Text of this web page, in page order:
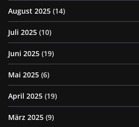
August 2025 (14)
Juli 2025 (10)
Juni 2025 (19)
Mai 2025 (6)
April 2025 (19)
März 2025 (9)